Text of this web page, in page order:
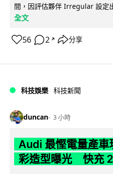
間，因評估夥伴 Irregular 設定
全文
56 2 ↗ 分享
科技娛樂 科技新聞
duncan 3 小時
Audi 最慳電量產
彩造型曝光 快充